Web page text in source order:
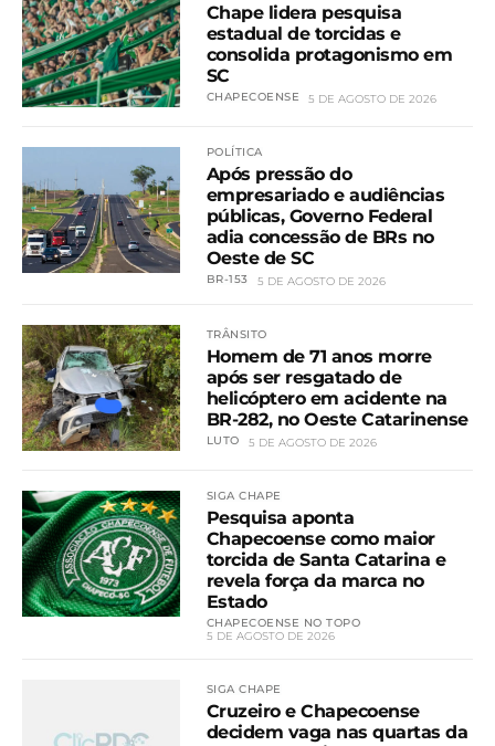
Chape lidera pesquisa
estadual de torcidas e
consolida protagonismo em
SC
CHAPECOENSE 5 DE AGOSTO DE 2026
POLÍTICA
Após pressão do
empresariado e audiências
públicas, Governo Federal
adia concessão de BRs no
Oeste de SC
BR-153 5 DE AGOSTO DE 2026
TRÂNSITO
Homem de 71 anos morre
após ser resgatado de
helicóptero em acidente na
BR-282, no Oeste Catarinense
LUTO 5 DE AGOSTO DE 2026
SIGA CHAPE
Pesquisa aponta
Chapecoense como maior
torcida de Santa Catarina e
revela força da marca no
Estado
CHAPECOENSE NO TOPO
5 DE AGOSTO DE 2026
SIGA CHAPE
Cruzeiro e Chapecoense
decidem vaga nas quartas da